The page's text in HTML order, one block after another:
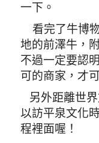
一下。
看完了牛博
地的前澤牛，
不過一定要認明
可的商家，才
另外距離世
以訪平泉文化
程裡面喔！